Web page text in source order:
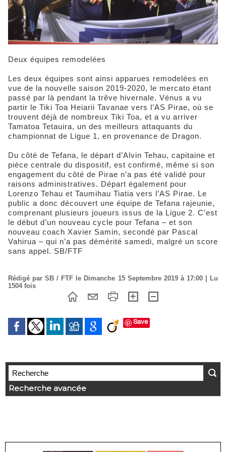
Deux équipes remodelées
Les deux équipes sont ainsi apparues remodelées en
vue de la nouvelle saison 2019-2020, le mercato étant
passé par là pendant la trêve hivernale. Vénus a vu
partir le Tiki Toa Heiarii Tavanae vers l’AS Pirae, où se
trouvent déjà de nombreux Tiki Toa, et a vu arriver
Tamatoa Tetauira, un des meilleurs attaquants du
championnat de Ligue 1, en provenance de Dragon.
Du côté de Tefana, le départ d’Alvin Tehau, capitaine et
pièce centrale du dispositif, est confirmé, même si son
engagement du côté de Pirae n’a pas été validé pour
raisons administratives. Départ également pour
Lorenzo Tehau et Taumihau Tiatia vers l’AS Pirae. Le
public a donc découvert une équipe de Tefana rajeunie,
comprenant plusieurs joueurs issus de la Ligue 2. C’est
le début d’un nouveau cycle pour Tefana – et son
nouveau coach Xavier Samin, secondé par Pascal
Vahirua – qui n’a pas démérité samedi, malgré un score
sans appel. SB/FTF
Rédigé par SB / FTF le Dimanche 15 Septembre 2019 à 17:00 | Lu
1504 fois
Save
Recherche avancée